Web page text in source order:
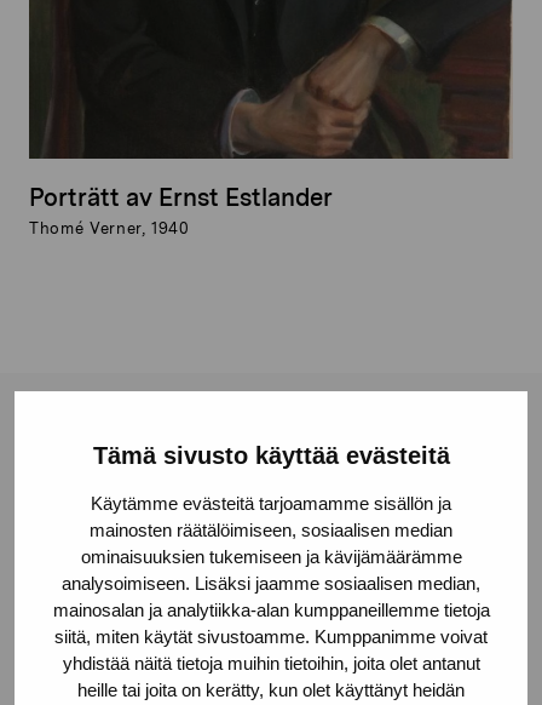
Tämä sivusto käyttää evästeitä
Käytämme evästeitä tarjoamamme sisällön ja
mainosten räätälöimiseen, sosiaalisen median
ominaisuuksien tukemiseen ja kävijämäärämme
analysoimiseen. Lisäksi jaamme sosiaalisen median,
mainosalan ja analytiikka-alan kumppaneillemme tietoja
siitä, miten käytät sivustoamme. Kumppanimme voivat
yhdistää näitä tietoja muihin tietoihin, joita olet antanut
heille tai joita on kerätty, kun olet käyttänyt heidän
Porträtt av Ernst Estlander
Thomé Verner, 1940
Stiftelsen Pro Artibus
Gustav Wasas gata 11
10600 Ekenäs
proartibus@proartibus.fi
+358 (0)50 371 6339